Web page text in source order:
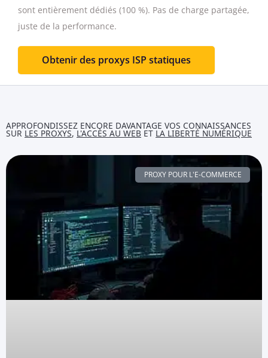
sont entièrement dédiés (100 %). Pas de charge partagée,
juste de la performance.
Obtenir des proxys ISP statiques
APPROFONDISSEZ ENCORE DAVANTAGE VOS CONNAISSANCES
SUR LES PROXYS, L'ACCÈS AU WEB ET LA LIBERTÉ NUMÉRIQUE
PROXY POUR L'E-COMMERCE